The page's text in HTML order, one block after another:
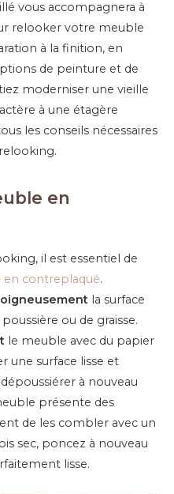
vous accompagnera à
relooker votre meuble
à la finition, en
de peinture et de
moderniser une vieille
à une étagère
les conseils nécessaires
en
il est essentiel de
contreplaqué.
la surface
ou de graisse.
le meuble avec du papier
une surface lisse et
à nouveau
présente des
de les combler avec un
sec, poncez à nouveau
lisse.